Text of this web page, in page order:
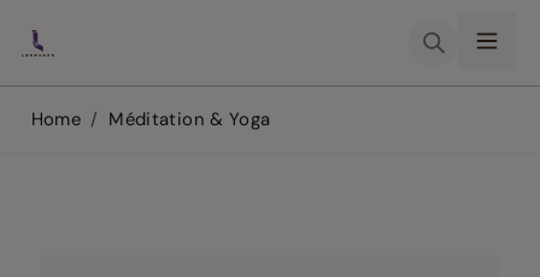
Home / Méditation & Yoga